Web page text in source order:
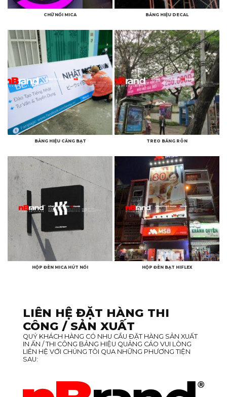
CHỮ NỔI MICA BẢNG HIỆU DECAL
BẢNG HIỆU CĂNG BẠT TREO BĂNG RÔN
HỘP ĐÈN MICA HÚT NỔI HỘP ĐÈN BẠT HIFLEX
LIÊN HỆ ĐẶT HÀNG THI
CÔNG / SẢN XUẤT
QUÝ KHÁCH HÀNG CÓ NHU CẦU ĐẶT HÀNG SẢN XUẤT
IN ẤN / THI CÔNG BẢNG HIỆU QUẢNG CÁO VUI LÒNG
LIÊN HỆ VỚI CHÚNG TÔI QUA NHỮNG PHƯƠNG TIỆN
SAU: